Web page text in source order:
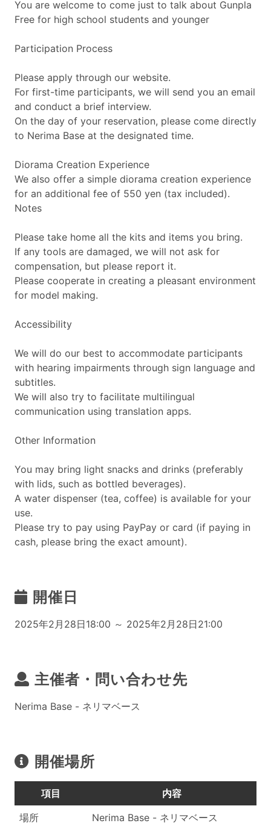
You are welcome to come just to talk about Gunpla
Free for high school students and younger
Participation Process
Please apply through our website.
For first-time participants, we will send you an email
and conduct a brief interview.
On the day of your reservation, please come directly
to Nerima Base at the designated time.
Diorama Creation Experience
We also offer a simple diorama creation experience
for an additional fee of 550 yen (tax included).
Notes
Please take home all the kits and items you bring.
If any tools are damaged, we will not ask for
compensation, but please report it.
Please cooperate in creating a pleasant environment
for model making.
Accessibility
We will do our best to accommodate participants
with hearing impairments through sign language and
subtitles.
We will also try to facilitate multilingual
communication using translation apps.
Other Information
You may bring light snacks and drinks (preferably
with lids, such as bottled beverages).
A water dispenser (tea, coffee) is available for your
use.
Please try to pay using PayPay or card (if paying in
cash, please bring the exact amount).
開催日
2025年2月28日18:00 ～ 2025年2月28日21:00
主催者・問い合わせ先
Nerima Base - ネリマベース
開催場所
項目
内容
場所
Nerima Base - ネリマベース